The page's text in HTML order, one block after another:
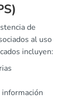
de
al uso
incluyen: